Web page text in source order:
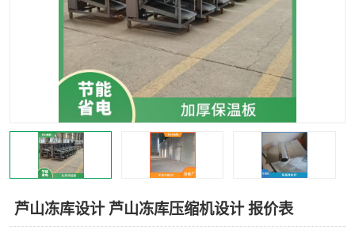
芦山冻库设计 芦山冻库压缩机设计 报价表
乐山冻库,乐山保鲜冷库 自贡冻库组装
雅安冷库,雅安冻库 攀枝花冻库
冻库安装，小型冻库造价
内江冷库，内江冻库 宜宾冷库，宜宾冻库设备